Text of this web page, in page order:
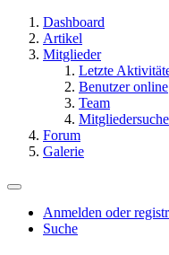
Dashboard
Artikel
Mitglieder
Letzte
Benutzer online
Team
Mitgliedersuche
Forum
Galerie
Anmelden oder
Suche